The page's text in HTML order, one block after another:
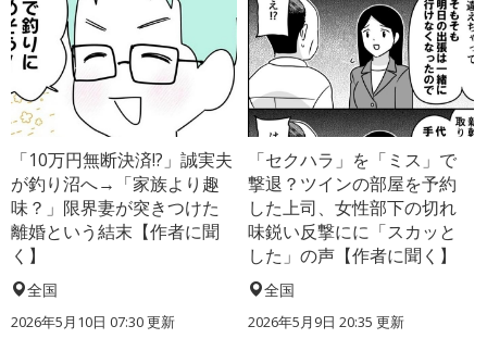
「10万円無断決済!?」誠実夫
が釣り沼へ→「家族より趣
味？」限界妻が突きつけた
離婚という結末【作者に聞
く】
全国
2026年5月10日 07:30 更新
「セクハラ」を「ミス」で
撃退？ツインの部屋を予約
した上司、女性部下の切れ
味鋭い反撃にに「スカッと
した」の声【作者に聞く】
全国
2026年5月9日 20:35 更新